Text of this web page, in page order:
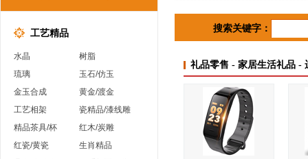
工艺精品
水晶
树脂
琉璃
玉石/仿玉
金玉合成
黄金/渡金
工艺相架
瓷精品/漆线雕
精品茶具/杯
红木/炭雕
红瓷/黄瓷
生肖精品
搜索关键字：
礼品零售 - 家居生活礼品 -